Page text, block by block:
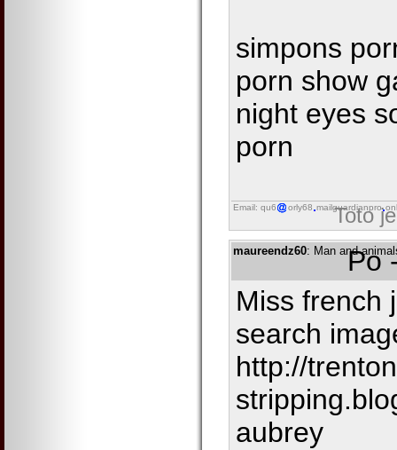
simpons
porn show
night eyes
porn
Email: qu6 orly68 mailguardianpro
Toto
maureendz60: Man andPo
Miss french
search
http://
aubrey